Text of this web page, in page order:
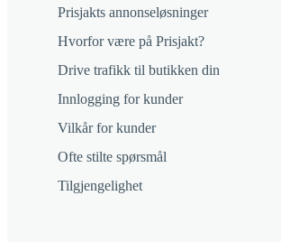
Prisjakts annonseløsninger
Hvorfor være på Prisjakt?
Drive trafikk til butikken din
Innlogging for kunder
Vilkår for kunder
Ofte stilte spørsmål
Tilgjengelighet